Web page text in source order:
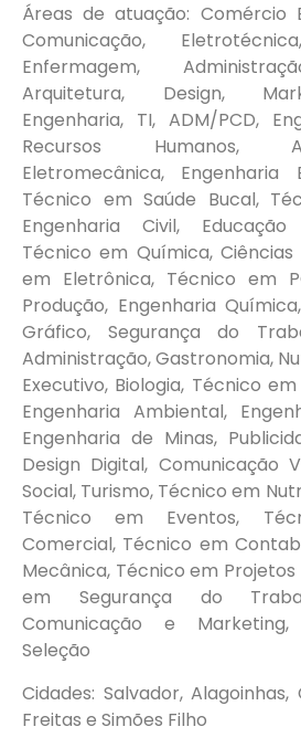
Áreas de atuação: Comércio
Comunicação,
Enfermagem,
Arquitetura, Design,
Engenharia, TI, ADM/PCD,
Recursos Humanos,
Eletromecânica, Engenharia
Técnico em Saúde Bucal,
Engenharia Civil, Educação
Técnico em Química,
em Eletrônica, Técnico em
Produção, Engenharia
Gráfico, Segurança do
Administração, Gastronomia,
Executivo, Biologia, Técnico
Engenharia Ambiental,
Engenharia de Minas,
Design Digital, Comunicação
Social, Turismo, Técnico em
Técnico em Eventos,
Comercial, Técnico em
Mecânica, Técnico em
em Segurança do
Comunicação e
Seleção
Cidades: Salvador,
Freitas e Simões Filho